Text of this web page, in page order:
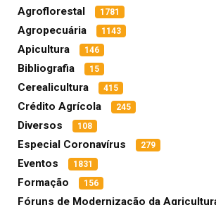
Agroflorestal 1781
Agropecuária 1143
Apicultura 146
Bibliografia 15
Cerealicultura 415
Crédito Agrícola 245
Diversos 108
Especial Coronavírus 279
Eventos 1831
Formação 156
Fóruns de Modernização da